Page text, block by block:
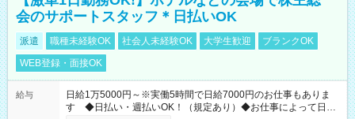
会のサポートスタッフ＊日払いOK
派遣 職種未経験OK 社会人未経験OK 大学生歓迎
ブランクOK
WEB登録・面接OK
給与
日給1万5000円～※実働5時間で日給7000円のお仕事もありま
す ◆日払い・週払いOK！（規定あり）◆お仕事によって日給